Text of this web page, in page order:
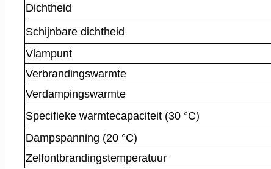
Dichtheid
Schijnbare dichtheid
Vlampunt
Verbrandingswarmte
Verdampingswarmte
Specifieke warmtecapaciteit (30 °C)
Dampspanning (20 °C)
Zelfontbrandingstemperatuur